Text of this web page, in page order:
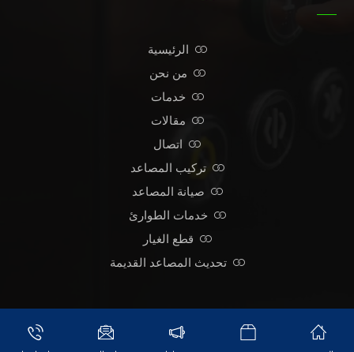
الرئيسية
من نحن
خدمات
مقالات
اتصال
تركيب المصاعد
صيانة المصاعد
خدمات الطوارئ
قطع الغيار
تحديث المصاعد القديمة